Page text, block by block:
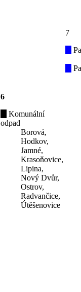
6
Komunální
odpad
Borová,
Hodkov,
Jamné,
Krasoňovice,
Lipina,
Nový Dvůr,
Ostrov,
Radvančice,
Útěšenovice
7